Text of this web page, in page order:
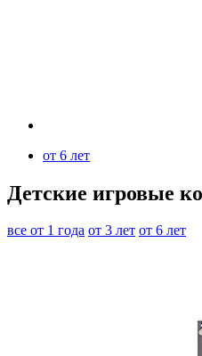
от 6 лет
Детские игровые
все от 1 года от 3 лет от 6 лет